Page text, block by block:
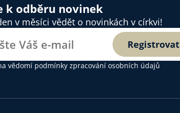
k odběru novinek
v měsíci vědět o novinkách v církvi!
Registrovat
vědomí podmínky zpracování osobních údajů